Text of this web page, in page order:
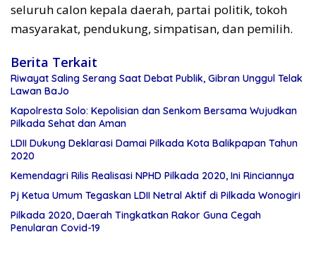
seluruh calon kepala daerah, partai politik, tokoh
masyarakat, pendukung, simpatisan, dan pemilih.
Berita Terkait
Riwayat Saling Serang Saat Debat Publik, Gibran Unggul Telak
Lawan BaJo
Kapolresta Solo: Kepolisian dan Senkom Bersama Wujudkan
Pilkada Sehat dan Aman
LDII Dukung Deklarasi Damai Pilkada Kota Balikpapan Tahun
2020
Kemendagri Rilis Realisasi NPHD Pilkada 2020, Ini Rinciannya
Pj Ketua Umum Tegaskan LDII Netral Aktif di Pilkada Wonogiri
Pilkada 2020, Daerah Tingkatkan Rakor Guna Cegah
Penularan Covid-19